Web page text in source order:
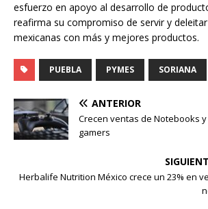
esfuerzo en apoyo al desarrollo de
reafirma su compromiso de servir y
mexicanas con más y mejores productos.
PUEBLA PYMES SORIANA
ANTERIOR
Crecen ventas de Notebooks
gamers
Herbalife Nutrition México crece un 23% en